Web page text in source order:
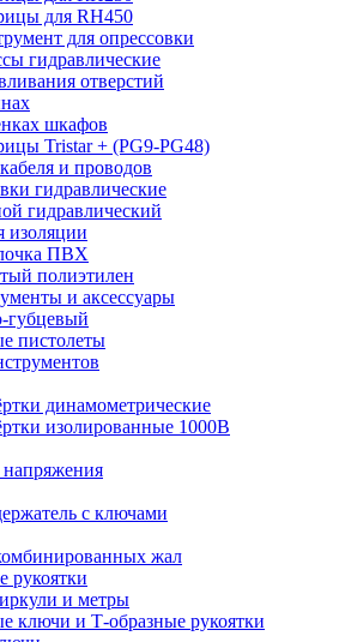
для RH450
для опрессовки
гидравлические
отверстий
шкафов
Tristar + (PG9-PG48)
и проводов
гидравлические
гидравлический
изоляции
ПВХ
полиэтилен
и аксессуары
пистолеты
динамометрические
изолированные 1000В
с ключами
жал
рукоятки
и метры
ключи и Т-образные рукоятки